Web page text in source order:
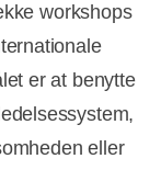
workshops
er at benytte
eller